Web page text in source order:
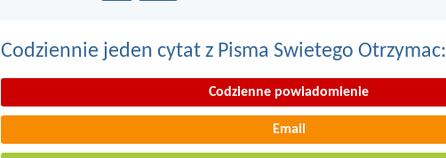
Codziennie jeden cytat z Pisma Swietego Otrzymac:
Codzienne powiadomienie
Email